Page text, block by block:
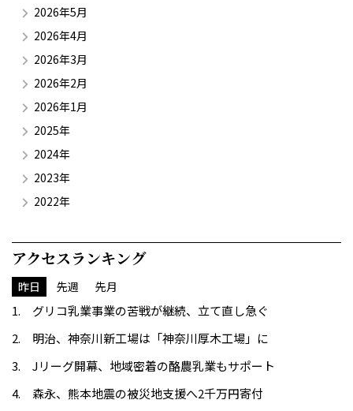
2026年5月
2026年4月
2026年3月
2026年2月
2026年1月
2025年
2024年
2023年
2022年
アクセスランキング
昨日 先週 先月
グリコ乳業事業の苦戦が継続、立て直し急ぐ
明治、神奈川新工場は「神奈川厚木工場」に
Jリーグ開幕、地域密着の酪農乳業もサポート
森永、熊本地震の被災地支援へ2千万円寄付